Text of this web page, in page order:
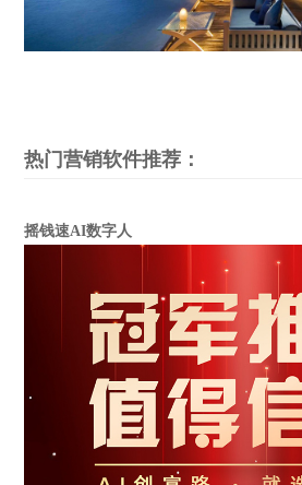
热门营销软件推荐：
摇钱速AI数字人